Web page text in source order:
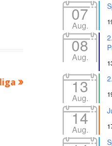
07
Aug.
08
Aug.
13
Aug.
14
Aug.